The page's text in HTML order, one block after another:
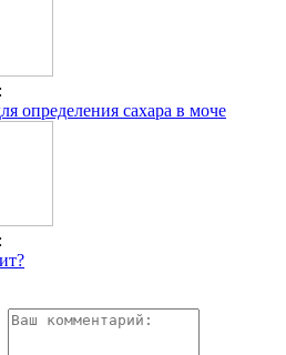
определения сахара в моче